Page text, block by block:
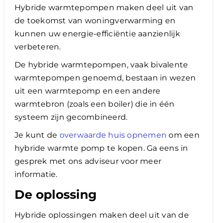
Hybride warmtepompen maken deel uit van
de toekomst van woningverwarming en
kunnen uw energie-efficiëntie aanzienlijk
verbeteren.
De hybride warmtepompen, vaak bivalente
warmtepompen genoemd, bestaan ​​in wezen
uit een warmtepomp en een andere
warmtebron (zoals een boiler) die in één
systeem zijn gecombineerd.
Je kunt de overwaarde huis opnemen om een
hybride warmte pomp te kopen. Ga eens in
gesprek met ons adviseur voor meer
informatie.
De oplossing
Hybride oplossingen maken deel uit van de